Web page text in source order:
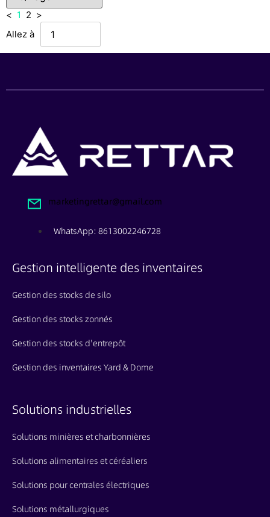
< 1 2 >
Allez à
marketingrettar@gmail.com
WhatsApp: 8613002246728
Gestion intelligente des inventaires
Gestion des stocks de silo
Gestion des stocks zonnés
Gestion des stocks d'entrepôt
Gestion des inventaires Yard & Dome
Solutions industrielles
Solutions minières et charbonnières
Solutions alimentaires et céréaliers
Solutions pour centrales électriques
Solutions métallurgiques